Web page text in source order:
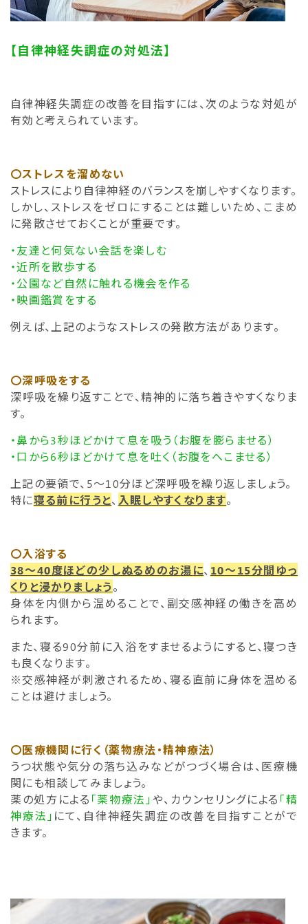
【自律神経失調症の対処法】
自律神経失調症の改善を目指すには、次のような対処が
有効と考えられています。
〇ストレスを溜めない
ストレスにより自律神経のバランスを崩しやすくなります。
しかし、ストレスをゼロにすることは難しいため、こまめ
に発散させておくことが重要です。
・友達と何気ない会話を楽しむ
・近所を散歩する
・公園など自然に触れる機会を作る
・映画鑑賞をする
例えば、上記のようなストレスの発散方法があります。
〇深呼吸をする
深呼吸を繰り返すことで、精神的に落ち着きやすくなりま
す。
・鼻から3秒ほどかけて息を吸う（お腹を膨らませる）
・口から6秒ほどかけて息を吐く（お腹をへこませる）
上記の要領で、5〜10分ほど深呼吸を繰り返しましょう。
特に寝る前に行うと、 入眠しやすくなります。
〇入浴する
38〜40度ほどの少しぬるめのお湯に、 10〜15分間ゆっ
くりと浸かりましょう。
身体を内側から温めることで、副交感神経の働きを高め
られます。
また、寝る90分前に入浴をすませるようにすると、寝つき
も良くなります。
※交感神経が刺激されるため、寝る直前に身体を温める
ことは避けましょう。
〇医療機関に行く（薬物療法・精神療法）
うつ状態や気分の落ち込みなどがつづく場合は、医療機
関にも相談してみましょう。
薬の処方による 「薬物療法」や、カウンセリングによる 「精
神療法」 にて、自律神経失調症の改善を目指すことがで
きます。